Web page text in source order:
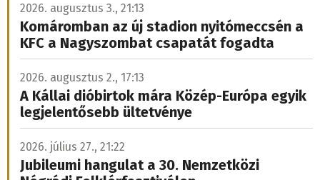
2026. augusztus 3., 21:13
Komáromban az új stadion nyitómeccsén a
KFC a Nagyszombat csapatát fogadta
2026. augusztus 2., 17:13
A Kállai dióbirtok mára Közép-Európa egyik
legjelentősebb ültetvénye
2026. július 27., 21:22
Jubileumi hangulat a 30. Nemzetközi